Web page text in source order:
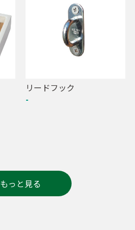
リードフック
-
もっと見る